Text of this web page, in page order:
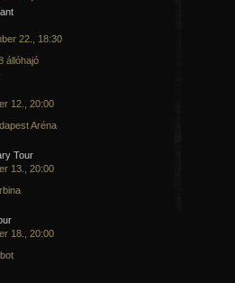
22., 18:30
állóhajó
12., 20:00
Aréna
Tour
13., 20:00
18., 20:00